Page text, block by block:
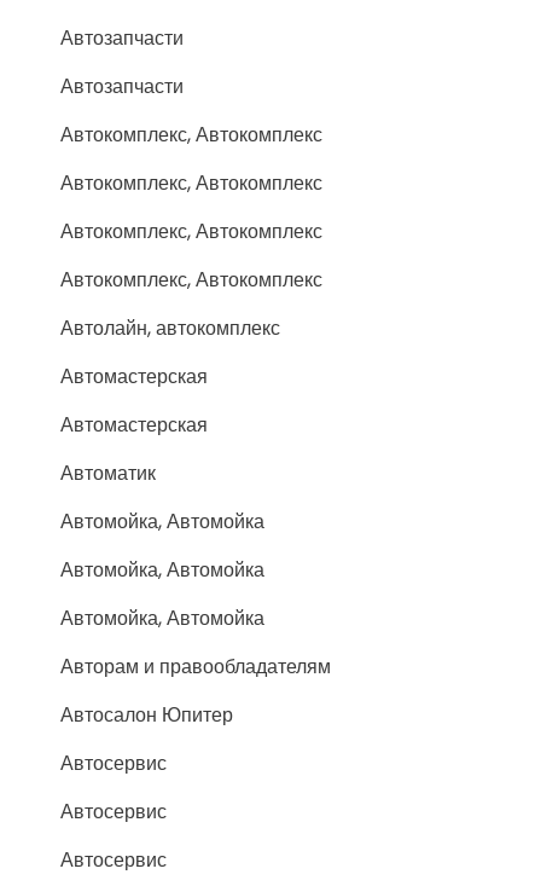
Автозапчасти
Автозапчасти
Автокомплекс, Автокомплекс
Автокомплекс, Автокомплекс
Автокомплекс, Автокомплекс
Автокомплекс, Автокомплекс
Автолайн, автокомплекс
Автомастерская
Автомастерская
Автоматик
Автомойка, Автомойка
Автомойка, Автомойка
Автомойка, Автомойка
Авторам и правообладателям
Автосалон Юпитер
Автосервис
Автосервис
Автосервис